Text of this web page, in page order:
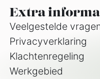
Extra
Veelgestelde
Privacyverklaring
Klachtenregeling
Werkgebied